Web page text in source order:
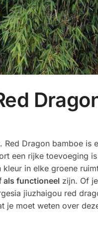
Dragon bamboe is
een rijke toevoeging
in elke groene
als functioneel zijn. Of
jiuzhaigou red
je moet weten over